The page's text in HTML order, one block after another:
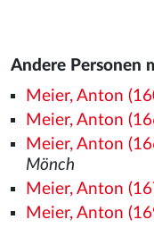
Andere Personen
Meier, Anton
Meier, Anton
Meier, Anton
Mönch
Meier, Anton
Meier, Anton